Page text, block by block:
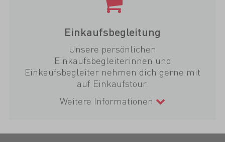
Einkaufsbegleitung
Unsere persönlichen
Einkaufsbegleiterinnen und
Einkaufsbegleiter nehmen dich gerne mit
auf Einkaufstour.
Weitere Informationen